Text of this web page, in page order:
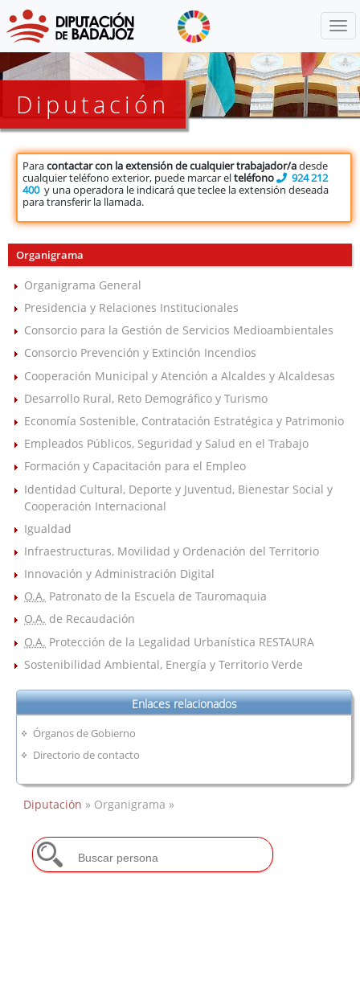
Diputación
Paracontactar con la extensión de cualquier trabajador/adesde
cualquier teléfono exterior, puede marcar elteléfono
924 212
400y una operadora le indicará que teclee la extensión deseada
para transferir la llamada.
Organigrama
Organigrama General
Presidencia y Relaciones Institucionales
Consorcio para la Gestión de Servicios Medioambientales
Consorcio Prevención y Extinción Incendios
Cooperación Municipal y Atención a Alcaldes y Alcaldesas
Desarrollo Rural, Reto Demográfico y Turismo
Economía Sostenible, Contratación Estratégica y Patrimonio
Empleados Públicos, Seguridad y Salud en el Trabajo
Formación y Capacitación para el Empleo
Identidad Cultural, Deporte y Juventud, Bienestar Social y
Cooperación Internacional
Igualdad
Infraestructuras, Movilidad y Ordenación del Territorio
Innovación y Administración Digital
O.A. Patronato de la Escuela de Tauromaquia
O.A. de Recaudación
O.A. Protección de la Legalidad Urbanística RESTAURA
Sostenibilidad Ambiental, Energía y Territorio Verde
Enlaces relacionados
Órganos de Gobierno
Directorio de contacto
Diputación » Organigrama »